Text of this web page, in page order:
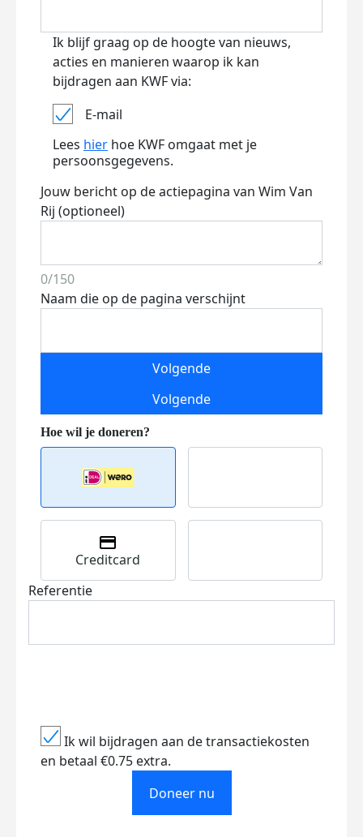
Ik blijf graag op de hoogte van nieuws,
acties en manieren waarop ik kan
bijdragen aan KWF via:
E-mail
Lees hier hoe KWF omgaat met je
persoonsgegevens.
Jouw bericht op de actiepagina van Wim Van
Rij (optioneel)
0/150
Naam die op de pagina verschijnt
Volgende
Volgende
Creditcard
Referentie
Ik wil bijdragen aan de transactiekosten
en betaal €0.75 extra.
Doneer nu